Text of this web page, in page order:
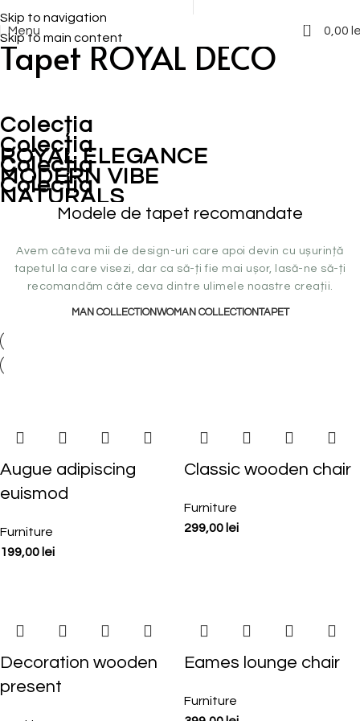
Skip to navigation
Skip to main content
Menu 0 0,00
Imaginația ta, pe fiecare centimetru pătrat
Tapet ROYAL DECO
Colecția
ROYAL ELEGANCE
Colecția
MODERN VIBE
Colecția
NATURALS
Colecția
MAN COLLECTIONWOMAN COLLECTIONTAPET
Augue adipiscing
euismod
Furniture
199,00 lei
Classic wooden chair
Furniture
299,00 lei
Decoration wooden
present
Eames lounge chair
Furniture
Modele de tapet recomandate
Avem câteva mii de design-uri care apoi devin cu ușurință
tapetul la care visezi, dar ca să-ți fie mai ușor, lasă-ne să-ți
recomandăm câte ceva dintre ulimele noastre creații.